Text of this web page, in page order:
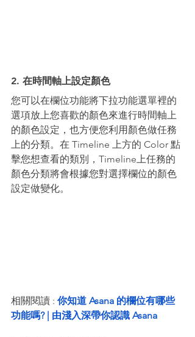
2. 在時間軸上設定顏色
您可以在欄位功能將下拉功能選單裡的
選項放上您喜歡的顏色來進行時間軸上
的顏色設定，也方便您利用顏色做任務
上的分類。在 Timeline 上方的 Color 點
擊您想查看的類別，Timeline上任務的
顏色分類將會根據您對選擇欄位的顏色
設定做變化。
相關閱讀 : 你知道 Asana 的欄位有哪些
功能嗎? | 由淺入深帶你認識 Asana